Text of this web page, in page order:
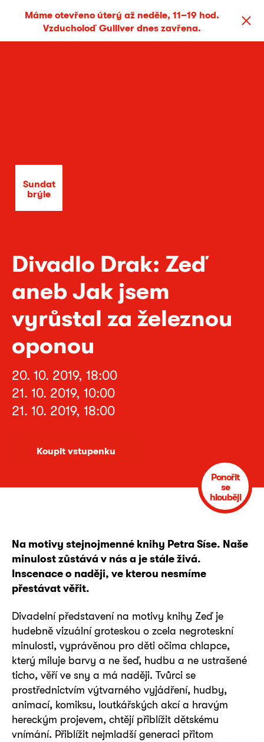
Máme otevřeno úterý až neděle, 11–19 hod.
Vzducholoď Gulliver dnes zavřena.
Sundat
brýle
Divadlo Drak: Zeď
aneb Jak jsem
vyrůstal za železnou
oponou
20. 10. 2019, 18:00
21. 10. 2019, 10:00
21. 10. 2019, 18:00
Koupit vstupenku
Ponořit
se
hlouběji
Na motivy stejnojmenné knihy Petra Síse. Naše
minulost zůstává v nás a je stále živá.
Inscenace o naději, ve kterou nesmíme
přestávat věřit.
Divadelní představení na motivy knihy Zeď je
hudebně vizuální groteskou o zcela negroteskní
minulosti, vyprávěnou pro děti očima chlapce,
který miluje barvy a ne šeď, hudbu a ne ustrašené
ticho, věří ve sny a má naději. Tvůrci se
prostřednictvím výtvarného vyjádření, hudby,
animací, komiksu, loutkářských akcí a hravým
hereckým projevem, chtějí přiblížit dětskému
vnímání. Přiblížit nejmladší generaci přitom